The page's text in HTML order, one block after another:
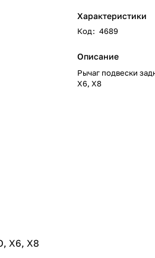
Характеристики
Код: 4689
Описание
Рычаг подвески
X6, X8
X6, X8